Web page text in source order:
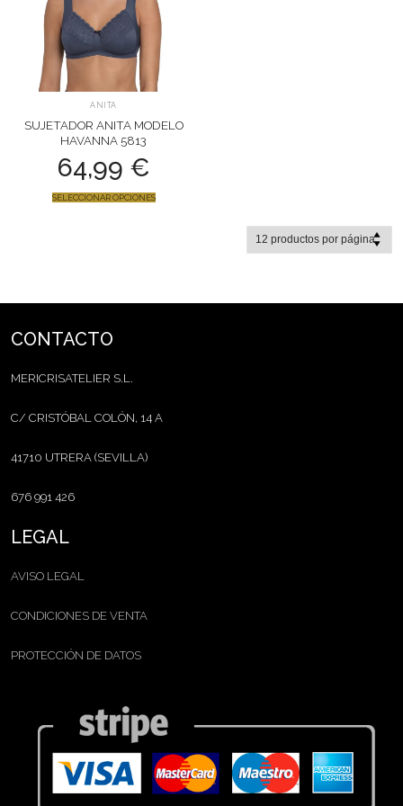
ANITA
SUJETADOR ANITA MODELO
HAVANNA 5813
64,99 €
SELECCIONAR OPCIONES
CONTACTO
MERICRISATELIER S.L.
C/ CRISTÓBAL COLÓN, 14 A
41710 UTRERA (SEVILLA)
676 991 426
LEGAL
AVISO LEGAL
CONDICIONES DE VENTA
PROTECCIÓN DE DATOS